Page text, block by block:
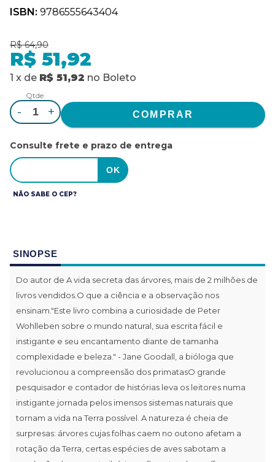
ISBN: 9786555643404
R$ 64,90
R$ 51,92
1 x de R$ 51,92 no Boleto
Qtde.
- +
Consulte frete e prazo de entrega
NÃO SABE O CEP?
SINOPSE
Do autor de A vida secreta das árvores, mais de 2 milhões de
livros vendidos.O que a ciência e a observação nos
ensinam."Este livro combina a curiosidade de Peter
Wohlleben sobre o mundo natural, sua escrita fácil e
instigante e seu encantamento diante de tamanha
complexidade e beleza." - Jane Goodall, a bióloga que
revolucionou a compreensão dos primatasO grande
pesquisador e contador de histórias leva os leitores numa
instigante jornada pelos imensos sistemas naturais que
tornam a vida na Terra possível. A natureza é cheia de
surpresas: árvores cujas folhas caem no outono afetam a
rotação da Terra, certas espécies de aves sabotam a